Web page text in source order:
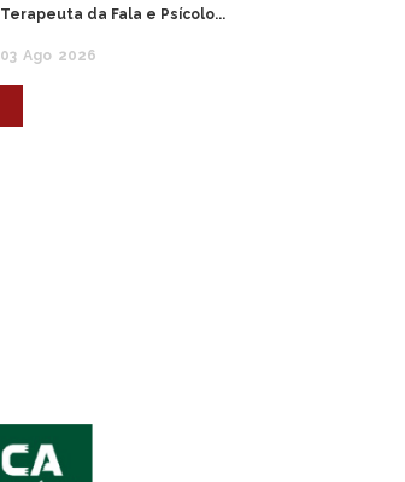
Terapeuta da Fala e Psícolo...
03 Ago 2026